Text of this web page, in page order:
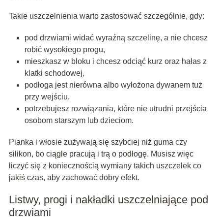
Takie uszczelnienia warto zastosować szczególnie, gdy:
pod drzwiami widać wyraźną szczelinę, a nie chcesz
robić wysokiego progu,
mieszkasz w bloku i chcesz odciąć kurz oraz hałas z
klatki schodowej,
podłoga jest nierówna albo wyłożona dywanem tuż
przy wejściu,
potrzebujesz rozwiązania, które nie utrudni przejścia
osobom starszym lub dzieciom.
Pianka i włosie zużywają się szybciej niż guma czy
silikon, bo ciągle pracują i trą o podłogę. Musisz więc
liczyć się z koniecznością wymiany takich uszczelek co
jakiś czas, aby zachować dobry efekt.
Listwy, progi i nakładki uszczelniające pod
drzwiami